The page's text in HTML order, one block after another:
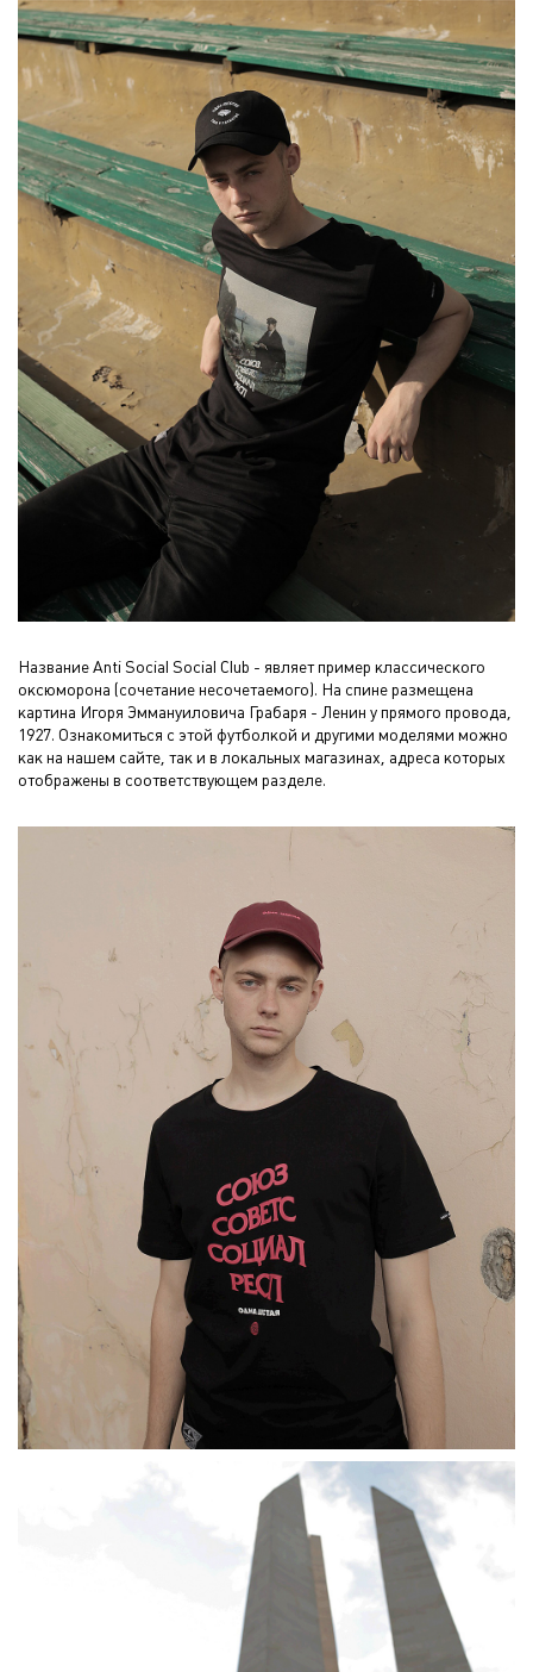
Название Anti Social Social Club - являет пример классического
оксюморона (сочетание несочетаемого). На спине размещена
картина Игоря Эммануиловича Грабаря - Ленин у прямого провода,
1927. Ознакомиться с этой футболкой и другими моделями можно
как на нашем сайте, так и в локальных магазинах, адреса которых
отображены в соответствующем разделе.